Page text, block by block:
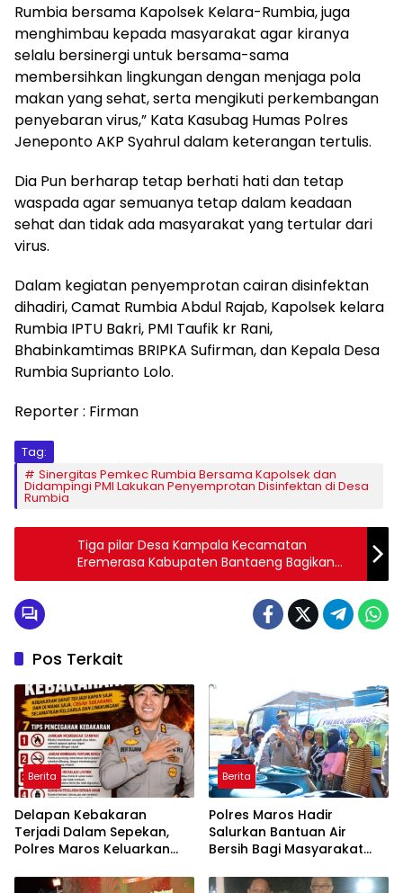
Rumbia bersama Kapolsek Kelara-Rumbia, juga
menghimbau kepada masyarakat agar kiranya
selalu bersinergi untuk bersama-sama
membersihkan lingkungan dengan menjaga pola
makan yang sehat, serta mengikuti perkembangan
penyebaran virus,” Kata Kasubag Humas Polres
Jeneponto AKP Syahrul dalam keterangan tertulis.
Dia Pun berharap tetap berhati hati dan tetap
waspada agar semuanya tetap dalam keadaan
sehat dan tidak ada masyarakat yang tertular dari
virus.
Dalam kegiatan penyemprotan cairan disinfektan
dihadiri, Camat Rumbia Abdul Rajab, Kapolsek kelara
Rumbia IPTU Bakri, PMI Taufik kr Rani,
Bhabinkamtimas BRIPKA Sufirman, dan Kepala Desa
Rumbia Suprianto Lolo.
Reporter : Firman
Tag:
Sinergitas Pemkec Rumbia Bersama Kapolsek dan
Didampingi PMI Lakukan Penyemprotan Disinfektan di Desa
Rumbia
Tiga pilar Desa Kampala Kecamatan
Eremerasa Kabupaten Bantaeng Bagikan
Tempat Cuci Tangan
Pos Terkait
Berita
Delapan Kebakaran
Terjadi Dalam Sepekan,
Polres Maros Keluarkan
Masyarakat
Berita
Polres Maros Hadir
Salurkan Bantuan Air
Bersih Bagi Masyarakat
Di Maros